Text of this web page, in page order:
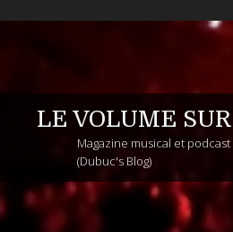
LE VOLUME SUR
Magazine musical et
(Dubuc's Blog)